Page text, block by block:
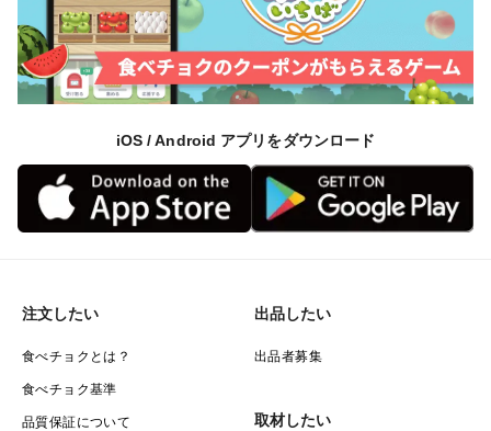
iOS / Android アプリをダウンロード
注文したい
食べチョクとは？
食べチョク基準
品質保証について
出品したい
出品者募集
取材したい